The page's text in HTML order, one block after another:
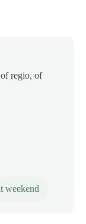
regio, of
weekend